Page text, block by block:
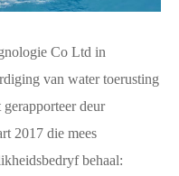
Co Ltd in
van water toerusting
deur
2017 die mees
behaal: